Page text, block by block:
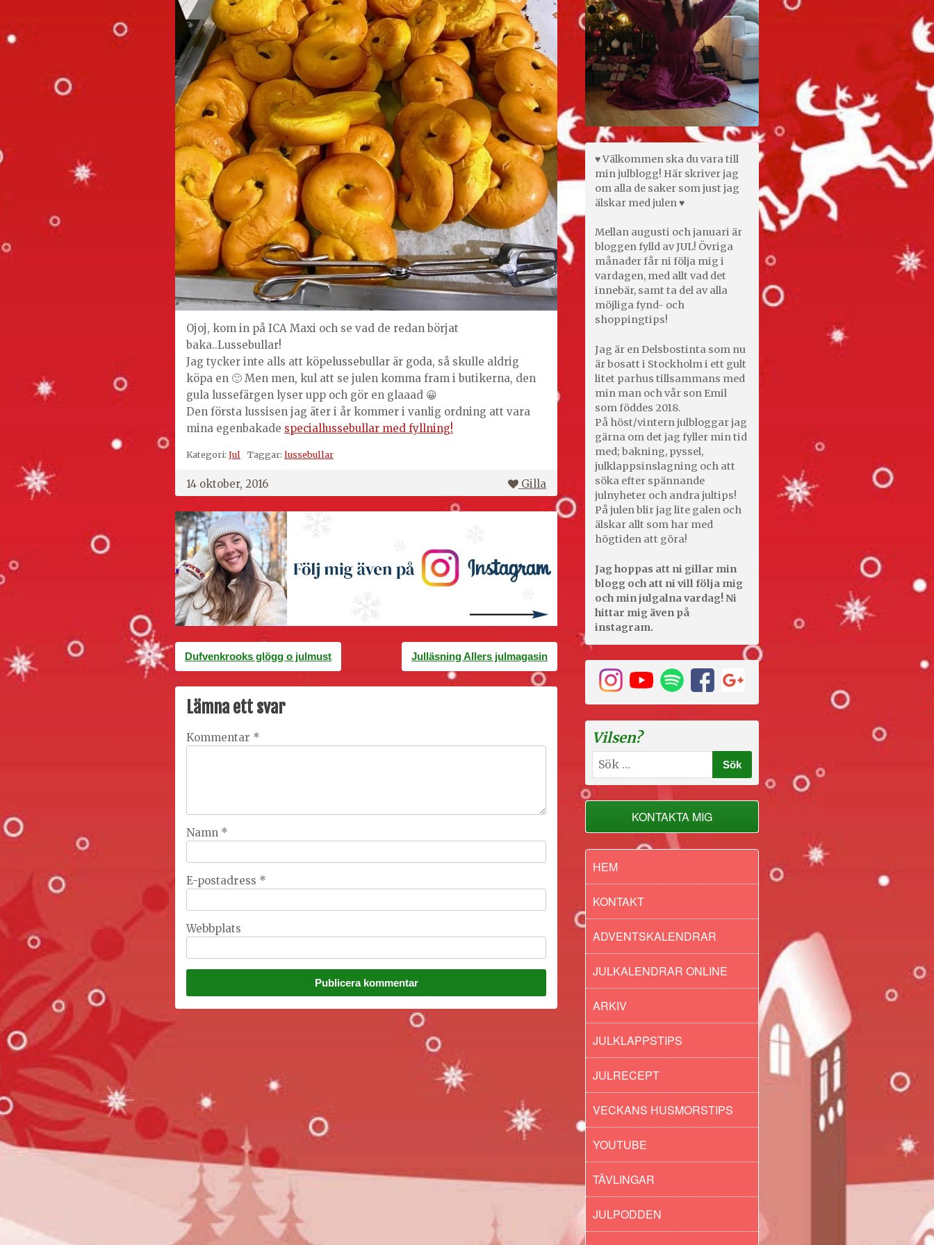
Ojoj, kom in på ICA Maxi och se vad de redan börjat
baka..Lussebullar!
Jag tycker inte alls att köpelussebullar är goda, så skulle aldrig
köpa en 🙂 Men men, kul att se julen komma fram i butikerna, den
gula lussefärgen lyser upp och gör en glaaad 😀
Den första lussisen jag äter i år kommer i vanlig ordning att vara
mina egenbakade speciallussebullar med fyllning!
Kategori: Jul Taggar: lussebullar
14 oktober, 2016 Gilla
Inläggsnavigering
Dufvenkrooks glögg o julmust Julläsning Allers julmagasin
Lämna ett svar
Kommentar *
Namn *
E-postadress *
Webbplats
♥ Välkommen ska du vara till
min julblogg! Här skriver jag
om alla de saker som just jag
älskar med julen ♥
Mellan augusti och januari är
bloggen fylld av JUL! Övriga
månader får ni följa mig i
vardagen, med allt vad det
innebär, samt ta del av alla
möjliga fynd- och
shoppingtips!
Jag är en Delsbostinta som nu
är bosatt i Stockholm i ett gult
litet parhus tillsammans med
min man och vår son Emil
som föddes 2018.
På höst/vintern julbloggar jag
gärna om det jag fyller min tid
med; bakning, pyssel,
julklappsinslagning och att
söka efter spännande
julnyheter och andra jultips!
På julen blir jag lite galen och
älskar allt som har med
högtiden att göra!
Jag hoppas att ni gillar min
blogg och att ni vill följa mig
och min julgalna vardag! Ni
hittar mig även på
instagram.
Vilsen?
Sök
efter:
KONTAKTA MIG
HEM
KONTAKT
ADVENTSKALENDRAR
JULKALENDRAR ONLINE
ARKIV
JULKLAPPSTIPS
JULRECEPT
VECKANS HUSMORSTIPS
YOUTUBE
TÄVLINGAR
JULPODDEN